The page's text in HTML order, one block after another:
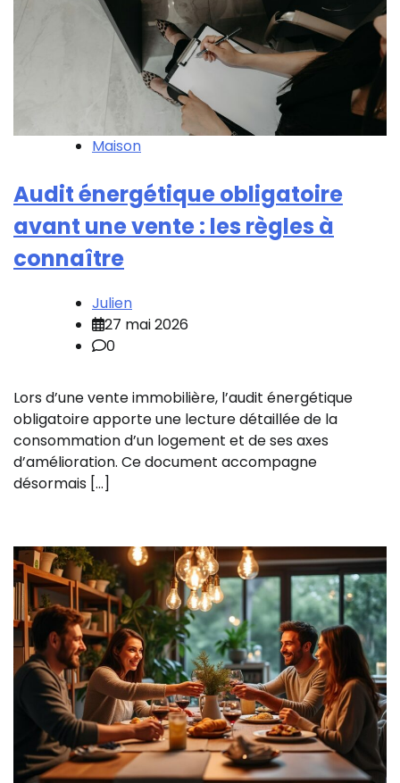
Maison
Audit énergétique obligatoire
avant une vente : les règles à
connaître
Julien
27 mai 2026
0
Lors d’une vente immobilière, l’audit énergétique
obligatoire apporte une lecture détaillée de la
consommation d’un logement et de ses axes
d’amélioration. Ce document accompagne
désormais […]